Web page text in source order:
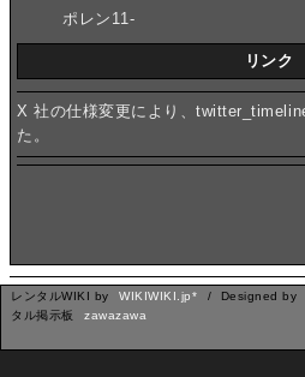
ポレン11-
リンク
X 社の仕様変更により、
た。
レンタルWIKI by WIKIWIKI.jp* / Designed by
タル掲示板
zawazawa